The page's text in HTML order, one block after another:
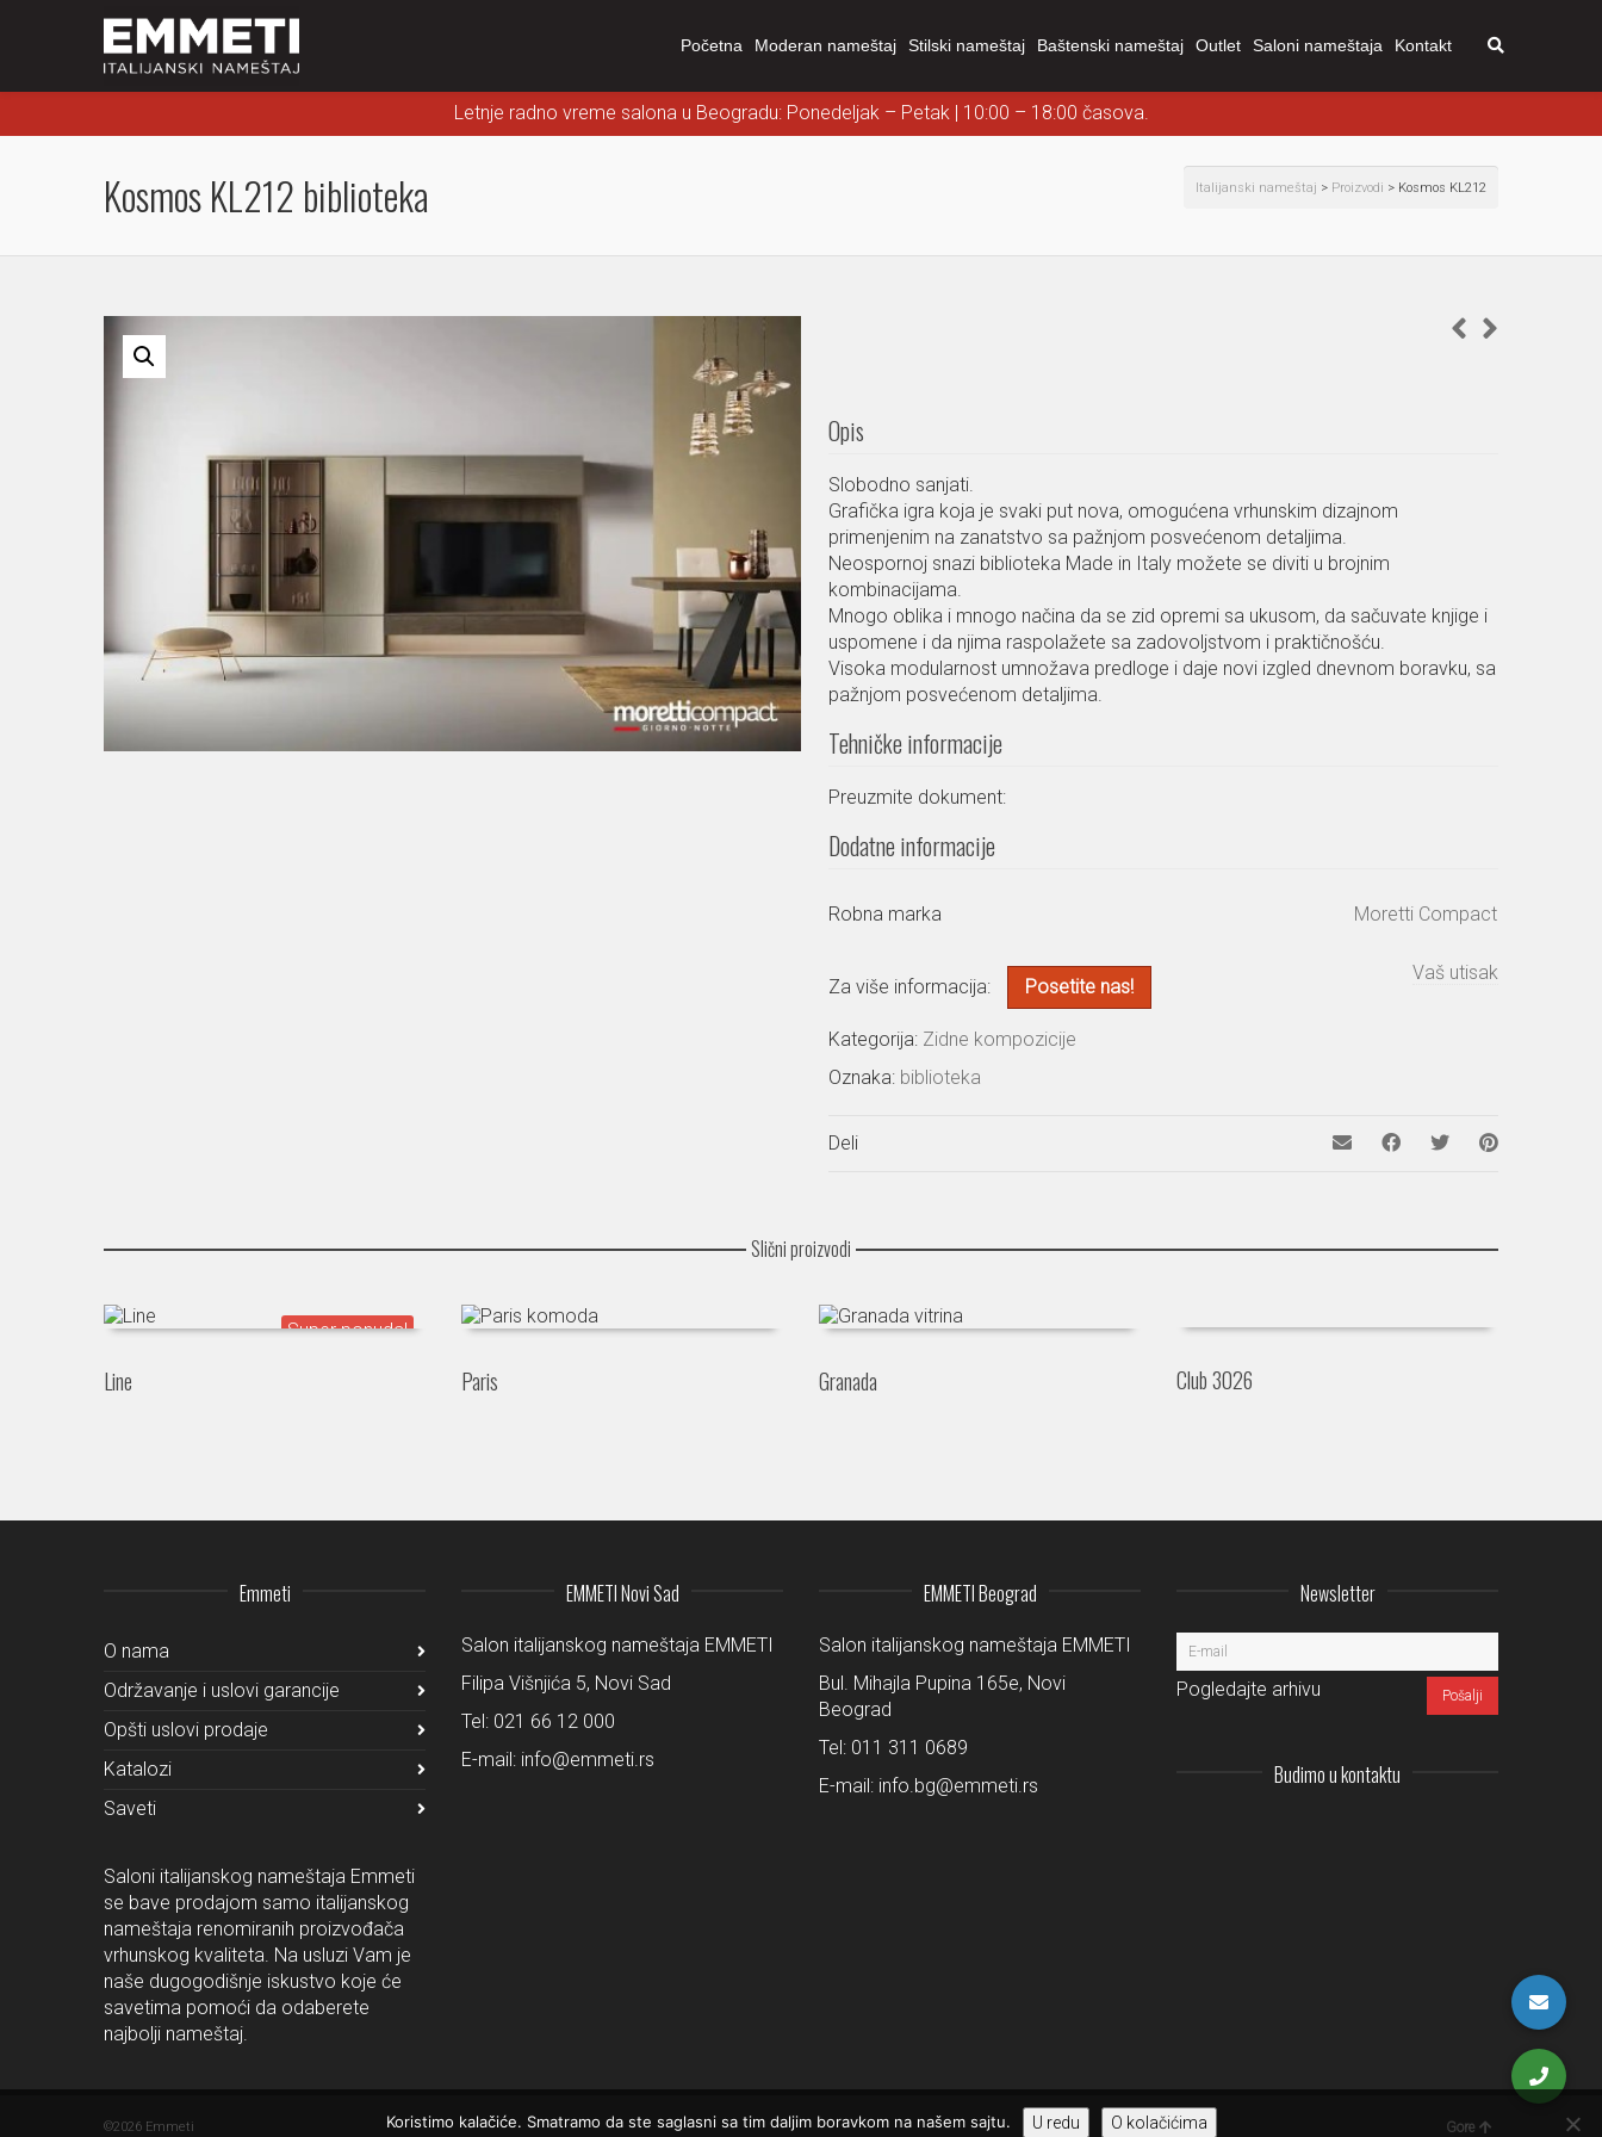
Početna Moderan nameštaj Stilski nameštaj Baštenski nameštaj Outlet Saloni nameštaja Kontakt
Letnje radno vreme salona u Beogradu: Ponedeljak – Petak | 10:00 – 18:00 časova.
Kosmos KL212 biblioteka Italijanski nameštaj > Proizvodi > Kosmos KL212
Opis
Slobodno sanjati.
Grafička igra koja je svaki put nova, omogućena vrhunskim dizajnom
primenjenim na zanatstvo sa pažnjom posvećenom detaljima.
Neospornoj snazi biblioteka Made in Italy možete se diviti u brojnim
kombinacijama.
Mnogo oblika i mnogo načina da se zid opremi sa ukusom, da sačuvate knjige i
uspomene i da njima raspolažete sa zadovoljstvom i praktičnošću.
Visoka modularnost umnožava predloge i daje novi izgled dnevnom boravku, sa
pažnjom posvećenom detaljima.
Tehničke informacije
Preuzmite dokument:
Dodatne informacije
Robna marka Moretti Compact
Za više informacija: Posetite nas!
Vaš utisak
Kategorija: Zidne kompozicije
Oznaka: biblioteka
Deli
Slični proizvodi
Line Paris Granada Club 3026
Emmeti
O nama
Održavanje i uslovi garancije
Opšti uslovi prodaje
Katalozi
Saveti
Saloni italijanskog nameštaja Emmeti
se bave prodajom samo italijanskog
nameštaja renomiranih proizvođača
vrhunskog kvaliteta. Na usluzi Vam je
naše dugogodišnje iskustvo koje će
savetima pomoći da odaberete
najbolji nameštaj.
EMMETI Novi Sad
Salon italijanskog nameštaja EMMETI
Filipa Višnjića 5, Novi Sad
Tel: 021 66 12 000
E-mail: info@emmeti.rs
EMMETI Beograd
Salon italijanskog nameštaja EMMETI
Bul. Mihajla Pupina 165e, Novi
Beograd
Tel: 011 311 0689
E-mail: info.bg@emmeti.rs
Newsletter
Pogledajte arhivu
Budimo u kontaktu
©2026 Emmeti Gore
Koristimo kalačiće. Smatramo da ste saglasni sa tim daljim boravkom na našem sajtu. U redu O kolačićima